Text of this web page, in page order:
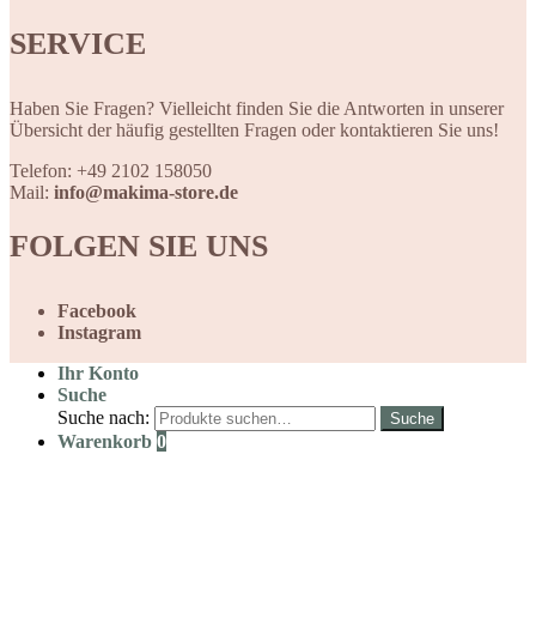
SERVICE
Haben Sie Fragen? Vielleicht finden Sie die Antworten in unserer
Übersicht der häufig gestellten Fragen oder kontaktieren Sie uns!
Telefon: +49 2102 158050
Mail: info@makima-store.de
FOLGEN SIE UNS
Facebook
Instagram
Ihr Konto
Suche
Suche nach:
Suche
Warenkorb 0